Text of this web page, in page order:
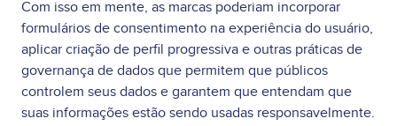
Com isso em mente, as marcas poderiam incorporar
formulários de consentimento na experiência do usuário,
aplicar criação de perfil progressiva e outras práticas de
governança de dados que permitem que públicos
controlem seus dados e garantem que entendam que
suas informações estão sendo usadas responsavelmente.